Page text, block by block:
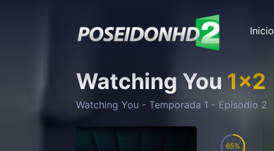
Inicio
Watching You 1x2
Watching You - Temporada 1 - Episodio 2
65